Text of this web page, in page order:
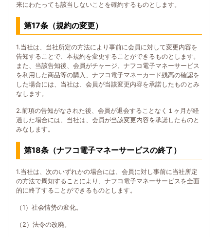
来にわたっても該当しないことを確約するものとします。
第17条（規約の変更）
1.当社は、当社所定の方法により事前に会員に対して変更内容を
告知することで、本規約を変更することができるものとします。
また、当該告知後、会員がチャージ、ナフコ電子マネーサービス
を利用した商品等の購入、ナフコ電子マネーカード残高の確認を
した場合には、当社は、会員が当該変更内容を承諾したものとみ
なします。
2.前項の告知がなされた後、会員が退会することなく１ヶ月が経
過した場合には、当社は、会員が当該変更内容を承諾したものと
みなします。
第18条（ナフコ電子マネーサービスの終了）
1.当社は、次のいずれかの場合には、会員に対し事前に当社所定
の方法で周知することにより、ナフコ電子マネーサービスを全面
的に終了することができるものとします。
（1）社会情勢の変化。
（2）法令の改廃。